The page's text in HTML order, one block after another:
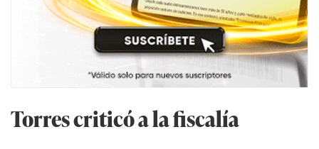
Torres criticó a la fiscalía